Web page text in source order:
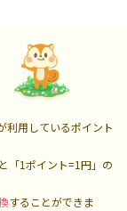
利用しているポイント
「1ポイント=1円」の
することができま